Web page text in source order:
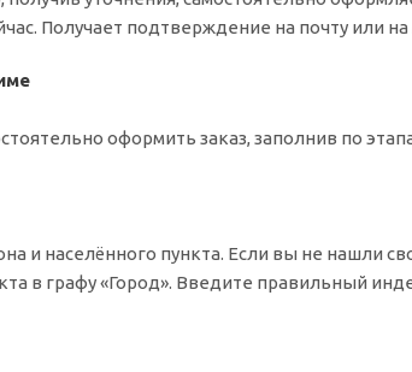
Получает подтверждение на почту или
оформить заказ, заполнив по
и населённого пункта. Если вы не нашли
в графу «Город». Введите правильный